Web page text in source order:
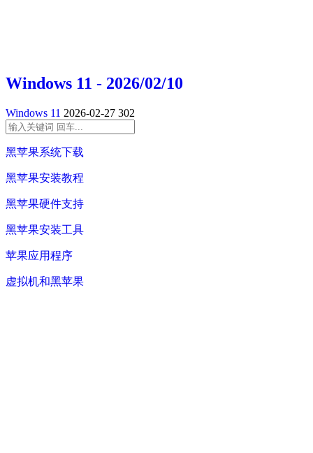
Windows 11 - 2026/02/10
Windows 11 2026-02-27 302
黑苹果系统下载
黑苹果安装教程
黑苹果硬件支持
黑苹果安装工具
苹果应用程序
虚拟机和黑苹果